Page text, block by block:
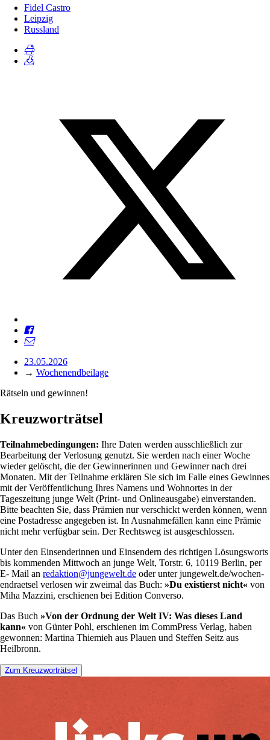
Fidel Castro
Leipzig
Russland
23.05.2026
→ Wochenendbeilage
Rätseln und gewinnen!
Kreuzworträtsel
Teilnahmebedingungen: Ihre Daten werden ausschließlich zur
Bearbeitung der Verlosung genutzt. Sie werden nach einer Woche
wieder gelöscht, die der Gewinnerinnen und Gewinner nach drei
Monaten. Mit der Teilnahme erklären Sie sich im Falle eines Gewinnes
mit der Veröffentlichung Ihres Namens und Wohnortes in der
Tageszeitung junge Welt (Print- und Onlineausgabe) einverstanden.
Bitte beachten Sie, dass Prämien nur verschickt werden können, wenn
eine Postadresse angegeben ist. In Ausnahmefällen kann eine Prämie
nicht mehr verfügbar sein. Der Rechtsweg ist ausgeschlossen.
Unter den Einsender­innen und Einsendern des richtigen Lö­sungs­worts
bis kommenden Mittwoch an junge Welt, ­Torstr. 6, 10119 Berlin, per
E- Mail an ­­­­­ redaktion@jungewelt.de oder unter jungewelt.de/­­­­­wochen­
endraetsel ­verlosen wir zweimal das Buch: »Du existierst nicht« von
Miha Mazzini, erschienen bei Edition Converso.
Das Buch »Von der Ordnung der Welt IV: Was dieses Land
kann« von Günter Pohl, erschienen im CommPress Verlag, ­haben
gewonnen: Martina Thiemieh aus Plauen und Steffen Seitz aus
Heilbronn.
Zum Kreuzworträtsel